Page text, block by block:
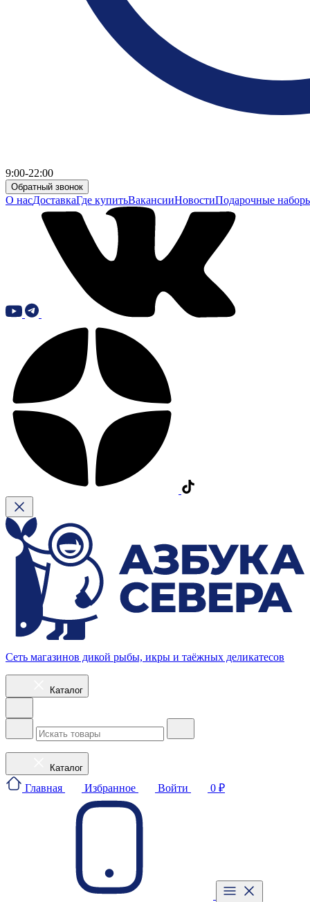
9:00-22:00
Обратный звонок
О насДоставкаГде купитьВакансииНовостиПодарочные
Сеть магазинов дикой рыбы, икры и таёжных деликатесов
Каталог
Каталог
Главная Избранное Войти 0 ₽